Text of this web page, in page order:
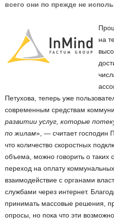
всего они по прежде не
на
Петухова, теперь уже
современным средствам
развитии услуг, которые
по жилам», — считает господин
что количество скоростных
объема, можно говорить о таких
переход на оплату
взаимодействие с органами
службами через интернет.
принимать массовые решения,
опросы, но пока что эти